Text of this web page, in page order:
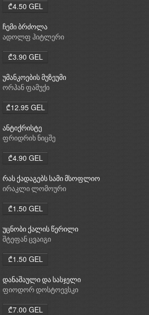
₾4.50 GEL
ჩემი ბრძოლა
ადოლფ ჰიტლერი
₾3.90 GEL
უმანკოების მუზეუმი
ორჰან ფამუქი
₾12.95 GEL
ანტიქრისტე
ფრიდრიხ ნიცშე
₾4.90 GEL
რას ქადაგებს სამი მსოფლიო
რელიგია: ბუდიზმი,
ირაკლი ლომოური
₾1.50 GEL
უცნობი ქალის წერილი
შტეფან ცვაიგი
₾1.50 GEL
დანაშაული და სასჯელი
ფიოდორ დოსტოევსკი
₾7.00 GEL